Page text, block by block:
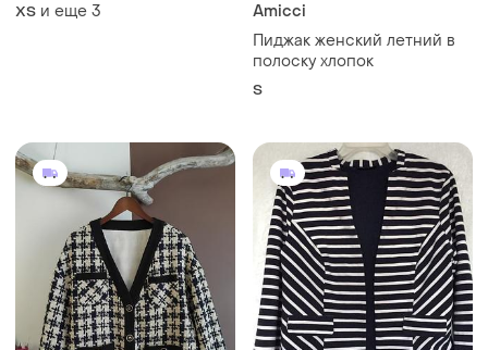
ХS и еще 3
Amicci
Пиджак женский летний в
полоску хлопок
S